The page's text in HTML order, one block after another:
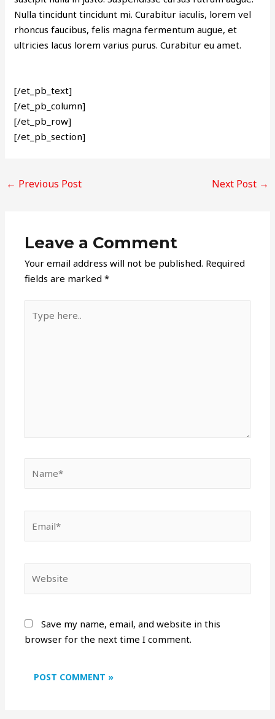
Nulla tincidunt tincidunt mi. Curabitur iaculis, lorem vel
rhoncus faucibus, felis magna fermentum augue, et
ultricies lacus lorem varius purus. Curabitur eu amet.
[/et_pb_text]
[/et_pb_column]
[/et_pb_row]
[/et_pb_section]
← Previous Post Next Post →
Leave a Comment
Your email address will not be published. Required
fields are marked*
here..
Save my name, email, and website in this
browser for the next time I comment.